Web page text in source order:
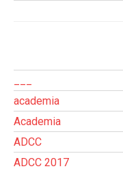
academia
Academia
ADCC
ADCC 2017